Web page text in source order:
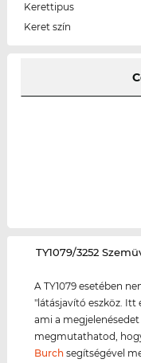
Kerettipus
Keret szín
‌TY1079/3252
A TY1079 esetében
"látásjavító eszköz. Itt
ami a
megmutathatod,
Burch segítségével